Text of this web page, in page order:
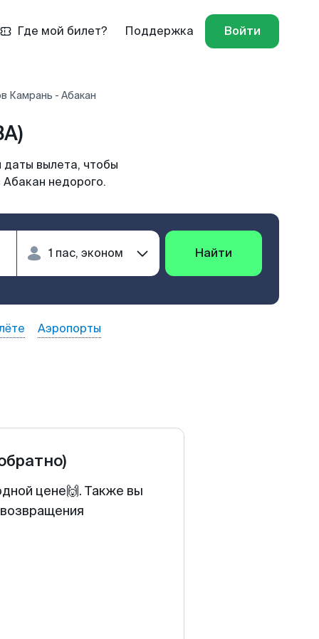
Где мой билет? Поддержка Войти
Камрань - Абакан
вылета, чтобы
недорого.
Найти
Аэропорты
цене🙌. Также вы